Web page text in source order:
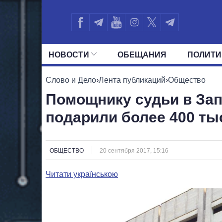
НОВОСТИ ОБЕЩАНИЯ
ВСЕ ПОЛИТИКИ ПРЕЗИДЕНТ И
Слово и Дело›Лента публикаций›Общество
Помощнику судьи в
подарили более 400
ОБЩЕСТВО 20 сентября 2017, 15:16
Читати українською